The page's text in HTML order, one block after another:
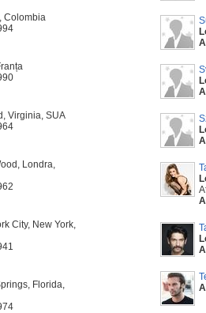
Colombia
Virginia, SUA
Londra,
City, New York,
Florida,